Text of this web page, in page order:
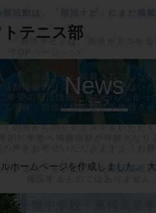
「部活ナビ」は、部活が見つか
部活ナビに掲載されていない
活動情報のリクエストをお受けいた
ご希望の部活情報が見つからなかっ
て学校・部活に情報提供を依頼さ
くの方からのリクエストをいただ
クエストをいただいた部活情報
巣鴨中学校・巣鴨高等学
トテニス部
ニュース
News
ホームページを作成しました。